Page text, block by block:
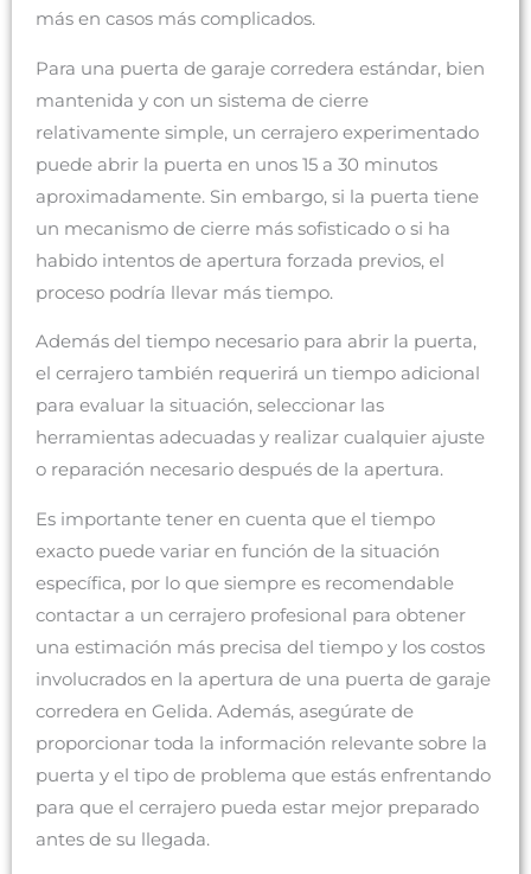
más en casos más complicados.
Para una puerta de garaje corredera estándar, bien
mantenida y con un sistema de cierre
relativamente simple, un cerrajero experimentado
puede abrir la puerta en unos 15 a 30 minutos
aproximadamente. Sin embargo, si la puerta tiene
un mecanismo de cierre más sofisticado o si ha
habido intentos de apertura forzada previos, el
proceso podría llevar más tiempo.
Además del tiempo necesario para abrir la puerta,
el cerrajero también requerirá un tiempo adicional
para evaluar la situación, seleccionar las
herramientas adecuadas y realizar cualquier ajuste
o reparación necesario después de la apertura.
Es importante tener en cuenta que el tiempo
exacto puede variar en función de la situación
específica, por lo que siempre es recomendable
contactar a un cerrajero profesional para obtener
una estimación más precisa del tiempo y los costos
involucrados en la apertura de una puerta de garaje
corredera en Gelida. Además, asegúrate de
proporcionar toda la información relevante sobre la
puerta y el tipo de problema que estás enfrentando
para que el cerrajero pueda estar mejor preparado
antes de su llegada.